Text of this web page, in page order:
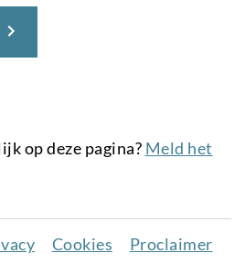
op deze pagina? Meld het
Cookies
Proclaimer